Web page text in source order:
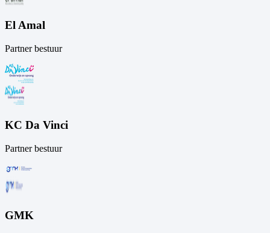
El Amal
Partner bestuur
KC Da Vinci
Partner bestuur
GMK